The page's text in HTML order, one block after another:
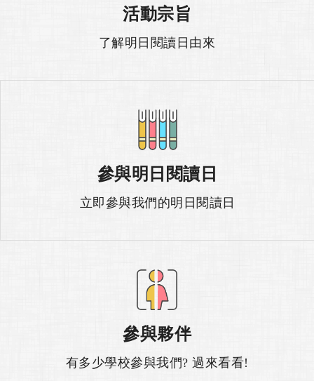
上方的清單可以搜尋
活動宗旨
了解明日閱讀日由來
參與明日閱讀日
立即參與我們的明日閱讀日
參與夥伴
有多少學校參與我們? 過來看看!